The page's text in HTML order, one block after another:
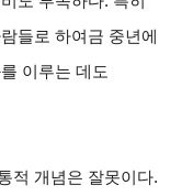
들로 하여금 중년에
이루는 데도
적 개념은 잘못이다.